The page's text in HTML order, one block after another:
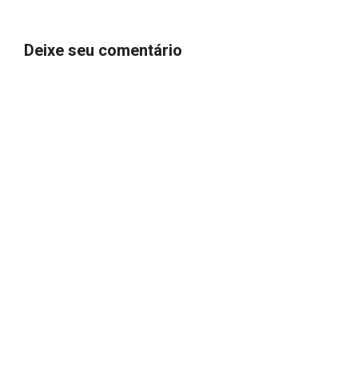
Deixe seu comentário